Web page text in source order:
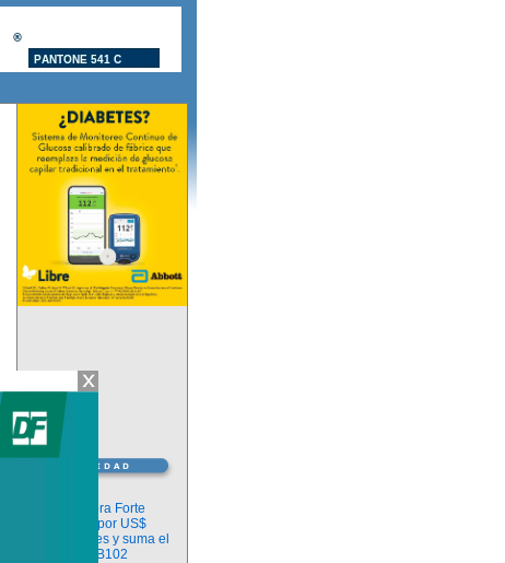
argenx compra Forte
Biosciences por US$
2.200 millones y suma el
anticuerpo FB102